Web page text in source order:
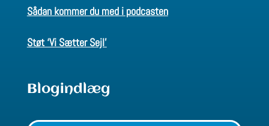
Sådan kommer du med i podcasten
Støt ‘Vi Sætter Sejl’
Blogindlæg